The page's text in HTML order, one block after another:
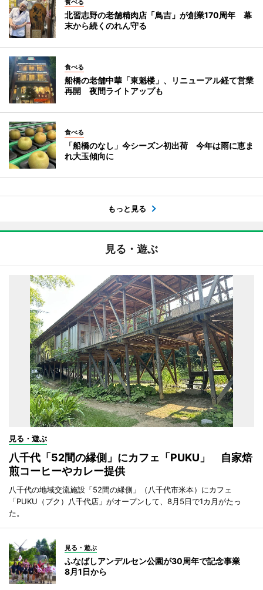
食べる
北習志野の老舗精肉店「鳥吉」が創業170周年 幕
末から続くのれん守る
食べる
船橋の老舗中華「東魁楼」、リニューアル経て営業
再開 夜間ライトアップも
食べる
「船橋のなし」今シーズン初出荷 今年は雨に恵ま
れ大玉傾向に
もっと見る
見る・遊ぶ
見る・遊ぶ
八千代「52間の縁側」にカフェ「PUKU」 自家焙
煎コーヒーやカレー提供
八千代の地域交流施設「52間の縁側」（八千代市米本）にカフェ
「PUKU（プク）八千代店」がオープンして、8月5日で1カ月がたっ
た。
見る・遊ぶ
ふなばしアンデルセン公園が30周年で記念事業
8月1日から